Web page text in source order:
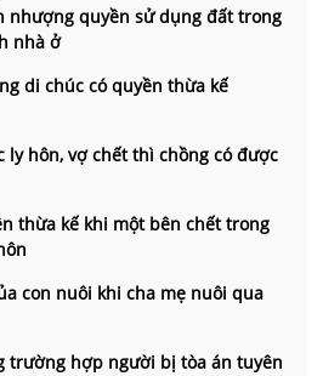
nhượng quyền sử dụng đất trong
nhà ở
di chúc có quyền thừa kế
hôn, vợ chết thì chồng có được
thừa kế khi một bên chết trong
con nuôi khi cha mẹ nuôi qua
trường hợp người bị tòa án tuyên